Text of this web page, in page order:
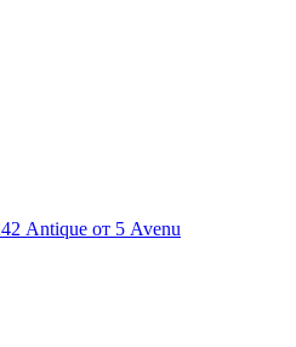
Antique от 5 Avenu